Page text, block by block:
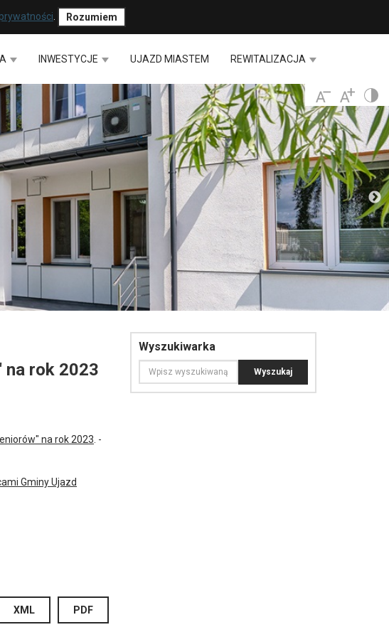
Rozumiem
INWESTYCJE UJAZD MIASTEM REWITALIZACJA
na rok 2023
na rok 2023 -
Gminy Ujazd
PDF
XML
Wyszukiwarka